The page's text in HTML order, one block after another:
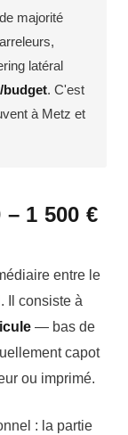
majorité
latéral
budget. C'est
à Metz et
– 1 500 €
entre le
Il consiste à
— bas de
capot
ou imprimé.
: la partie